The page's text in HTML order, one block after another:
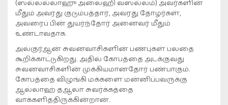
(ஸல்லல்லாஹு அலைஹி வஸல்லம்) அவர்களின்
மீதும் அவரது குடும்பத்தார், அவரது தோழர்கள்,
அவரைப் பின் துயர்ந்தோர் அனைவர் மீதும்
உண்டாவதாக.
அல்குர்ஆன் சுவனவாசிகளின் பண்புகள் பலதை
கூறிக்காட்டுகிறது. அதில் கோபத்தை அடக்குவது
சுவனவாசிகளின் முக்கியமானதோர் பண்பாகும்.
கோபத்தை விழுங்கி மக்களை மன்னிப்பவருக்கு
ஆல்லாஹ் தஆலா சுவர்க்கத்தை
வாக்களித்திருக்கின்றான்.